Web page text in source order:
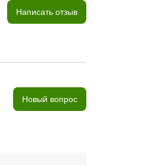
Написать отзыв
Новый вопрос